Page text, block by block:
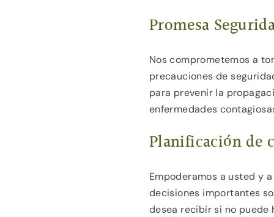
Promesa
Nos comprometemos a
precauciones de
para prevenir la
enfermedades
Planificación de
Empoderamos a usted y
decisiones importantes
desea recibir si no puede